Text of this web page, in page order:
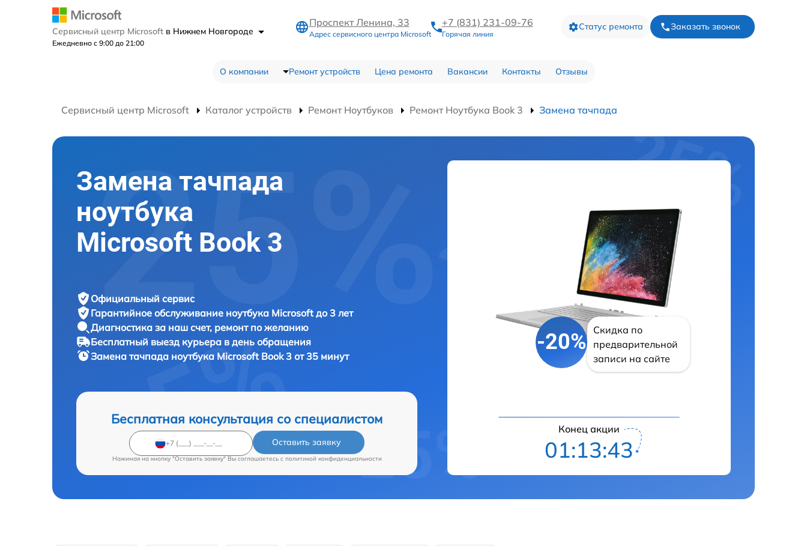
Сервисный центр Microsoft в Нижнем Новгороде
Ежедневно с 9:00 до 21:00
Проспект Ленина, 33
Адрес сервисного центра Microsoft
+7 (831) 231-09-76
Горячая линия
Статус ремонта Заказать звонок
О компании Ремонт устройств Цена ремонта Вакансии Контакты Отзывы
Сервисный центр Microsoft Каталог устройств Ремонт Ноутбуков Ремонт Ноутбука Book 3 Замена тачпада
Замена тачпада
ноутбука
Microsoft Book 3
Официальный сервис
Гарантийное обслуживание ноутбука Microsoft до 3 лет
Диагностика за наш счет, ремонт по желанию
Бесплатный выезд курьера в день обращения
Замена тачпада ноутбука Microsoft Book 3 от 35 минут
Бесплатная консультация со специалистом
Оставить заявку
Нажимая на кнопку "Оставить заявку" Вы соглашаетесь c политикой конфиденциальности
-20%
Скидка по
предварительной
записи на сайте
Конец акции
01:13:42